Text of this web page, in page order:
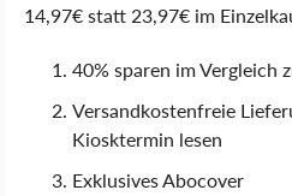
14,97€ statt 23,97€ im
40% sparen im Vergleich
Versandkostenfreie
Kiosktermin lesen
Exklusives Abocover